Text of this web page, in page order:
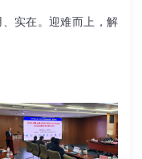
实在。迎难而上，解